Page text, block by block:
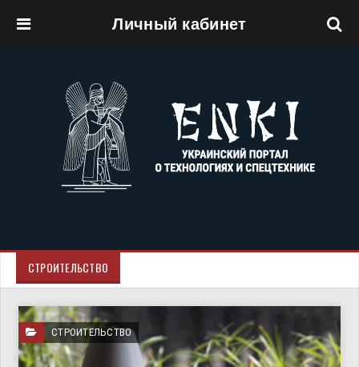
Личный кабинет
СТРОИТЕЛЬСТВО
СТРОИТЕЛЬСТВО